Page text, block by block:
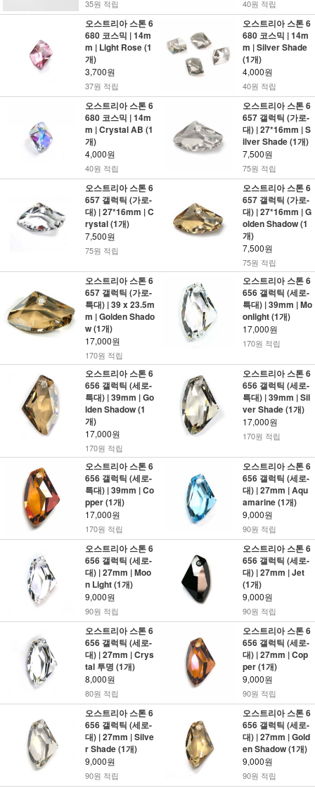
35원 적립 40원 적립
오스트리아 스톤 6
680 코스믹 | 14m
m | Light Rose (1
개)
3,700원
37원 적립
오스트리아 스톤 6
680 코스믹 | 14m
m | Silver Shade
(1개)
4,000원
40원 적립
오스트리아 스톤 6
680 코스믹 | 14m
m | Crystal AB (1
개)
4,000원
40원 적립
오스트리아 스톤 6
657 갤럭틱 (가로-
대) | 27*16mm | S
ilver Shade (1개)
7,500원
75원 적립
오스트리아 스톤 6
657 갤럭틱 (가로-
대) | 27*16mm | C
rystal (1개)
7,500원
75원 적립
오스트리아 스톤 6
657 갤럭틱 (가로-
대) | 27*16mm | G
olden Shadow (1
개)
7,500원
75원 적립
오스트리아 스톤 6
657 갤럭틱 (가로-
특대) | 39 x 23.5m
m | Golden Shado
w (1개)
17,000원
170원 적립
오스트리아 스톤 6
656 갤럭틱 (세로-
특대) | 39mm | Mo
onlight (1개)
17,000원
170원 적립
오스트리아 스톤 6
656 갤럭틱 (세로-
특대) | 39mm | Go
lden Shadow (1
개)
17,000원
170원 적립
오스트리아 스톤 6
656 갤럭틱 (세로-
특대) | 39mm | Sil
ver Shade (1개)
17,000원
170원 적립
오스트리아 스톤 6
656 갤럭틱 (세로-
특대) | 39mm | Co
pper (1개)
17,000원
170원 적립
오스트리아 스톤 6
656 갤럭틱 (세로-
대) | 27mm | Aqu
amarine (1개)
9,000원
90원 적립
오스트리아 스톤 6
656 갤럭틱 (세로-
대) | 27mm | Moo
n Light (1개)
9,000원
90원 적립
오스트리아 스톤 6
656 갤럭틱 (세로-
대) | 27mm | Jet
(1개)
9,000원
90원 적립
오스트리아 스톤 6
656 갤럭틱 (세로-
대) | 27mm | Crys
tal 투명 (1개)
8,000원
80원 적립
오스트리아 스톤 6
656 갤럭틱 (세로-
대) | 27mm | Cop
per (1개)
9,000원
90원 적립
오스트리아 스톤 6
656 갤럭틱 (세로-
대) | 27mm | Silve
r Shade (1개)
9,000원
90원 적립
오스트리아 스톤 6
656 갤럭틱 (세로-
대) | 27mm | Gold
en Shadow (1개)
9,000원
90원 적립